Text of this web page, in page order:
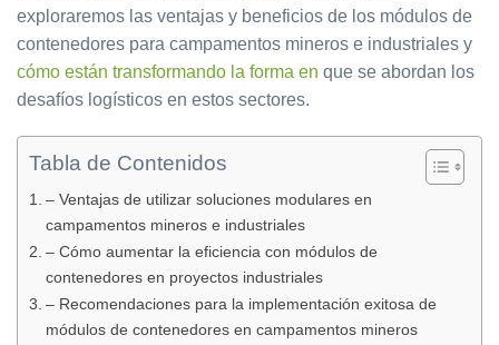
exploraremos las ventajas y beneficios de los módulos de
contenedores para campamentos mineros e industriales y
cómo están transformando la forma en que se abordan los
desafíos logísticos en estos sectores.
Tabla de Contenidos
– Ventajas de utilizar soluciones modulares en
campamentos mineros e industriales
– Cómo aumentar la eficiencia con módulos de
contenedores en proyectos industriales
– Recomendaciones para la implementación exitosa de
módulos de contenedores en campamentos mineros